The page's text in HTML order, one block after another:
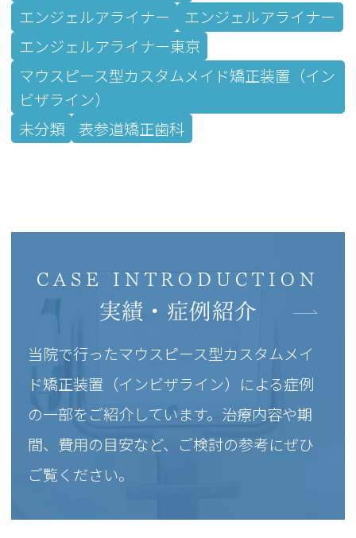
エンジェルアライナー
エンジェルアライナー
エンジェルアライナー東京
マウスピース型カスタムメイド矯正装置（イン
ビザライン）
未分類
表参道矯正歯科
CASE INTRODUCTION
実績・症例紹介
当院で行ったマウスピース型カスタムメイ
ド矯正装置（インビザライン）による症例
の一部をご紹介しています。治療内容や期
間、費用の目安など、ご検討の参考にぜひ
ご覧ください。